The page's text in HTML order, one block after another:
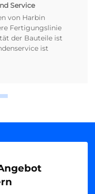
Service
von Harbin
Fertigungslinie
der Bauteile ist
ist